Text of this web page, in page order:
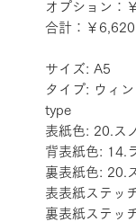
オプション：
合計：￥6,620
サイズ: A5
タイプ: ウィ
type
表紙色: 20.ス
背表紙色: 14.
裏表紙色: 20.
表表紙ステッ
裏表紙ステッ